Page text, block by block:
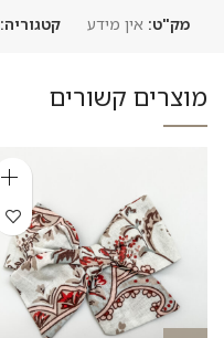
מק"ט: אין מידע קטגוריה:
מוצרים קשורים